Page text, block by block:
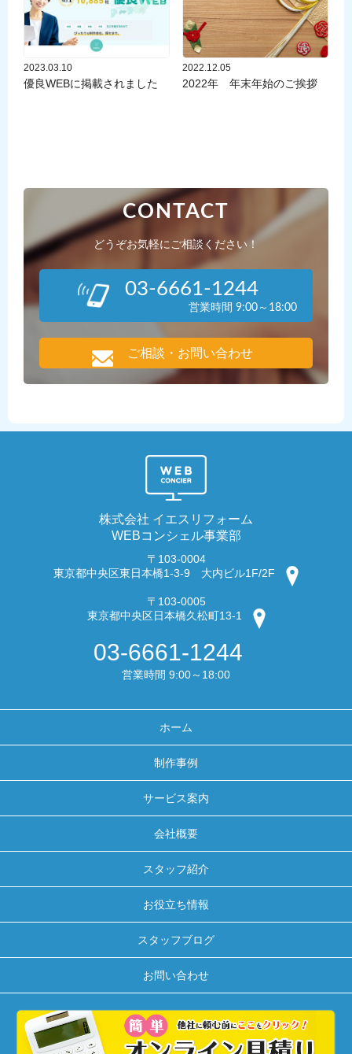
2023.03.10
優良WEBに掲載されました
2022.12.05
2022年 年末年始のご挨拶
CONTACT
どうぞお気軽にご相談ください！
03-6661-1244
営業時間 9:00～18:00
ご相談・お問い合わせ
株式会社 イエスリフォーム
WEBコンシェル事業部
〒103-0004
東京都中央区東日本橋1-3-9 大内ビル1F/2F
〒103-0005
東京都中央区日本橋久松町13-1
03-6661-1244
営業時間 9:00～18:00
ホーム
制作事例
サービス案内
会社概要
スタッフ紹介
お役立ち情報
スタッフブログ
お問い合わせ